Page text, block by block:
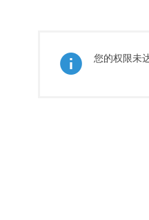
您的权限未